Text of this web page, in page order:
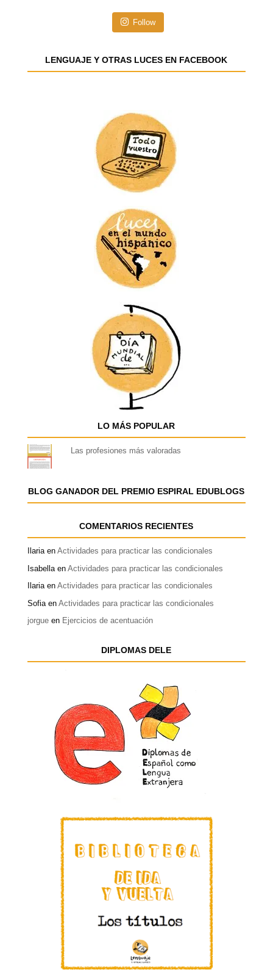
m
Follow
LENGUAJE Y OTRAS LUCES EN FACEBOOK
LO MÁS POPULAR
Las profesiones más valoradas
BLOG GANADOR DEL PREMIO ESPIRAL EDUBLOGS
COMENTARIOS RECIENTES
Ilariaen Actividades para practicar las condicionales
Isabellaen Actividades para practicar las condicionales
Ilariaen Actividades para practicar las condicionales
Sofiaen Actividades para practicar las condicionales
jorgueen Ejercicios de acentuación
DIPLOMAS DELE